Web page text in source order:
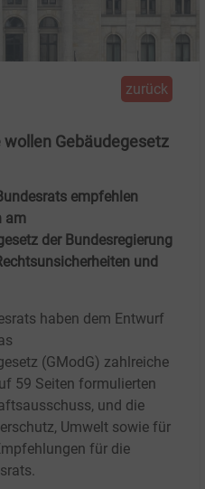
zurück
Gebäudegesetz
empfehlen
am
der Bundesregierung
und
haben dem Entwurf
(GModG) zahlreiche
59 Seiten formulierten
und die
Umwelt sowie für
für die